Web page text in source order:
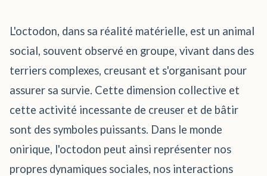
L'octodon, dans sa réalité matérielle, est un animal
social, souvent observé en groupe, vivant dans des
terriers complexes, creusant et s'organisant pour
assurer sa survie. Cette dimension collective et
cette activité incessante de creuser et de bâtir
sont des symboles puissants. Dans le monde
onirique, l'octodon peut ainsi représenter nos
propres dynamiques sociales, nos interactions